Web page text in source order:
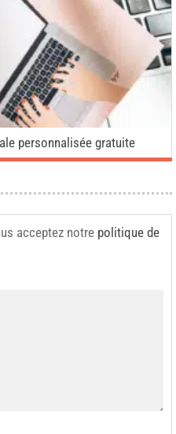
personnalisée gratuite
acceptez notre politique de